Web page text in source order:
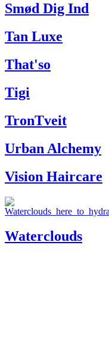
Smød Dig Ind
Tan Luxe
That'so
Tigi
TronTveit
Urban Alchemy
Vision Haircare
Waterclouds